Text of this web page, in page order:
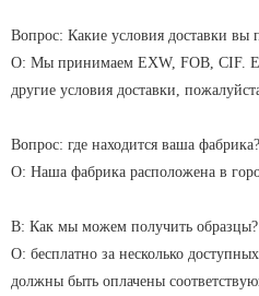
Вопрос: Какие условия доставки вы
О: Мы принимаем EXW, FOB, CIF.
другие условия доставки,
Вопрос: где находится ваша фабрика?
О: Наша фабрика расположена в
В: Как мы можем получить образцы?
О: бесплатно за несколько
должны быть оплачены